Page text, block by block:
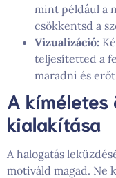
mint például a
csökkentsd a
Vizualizáció:
teljesítetted a
maradni és
A
kialakítása
A halogatás
motiváld magad. Ne